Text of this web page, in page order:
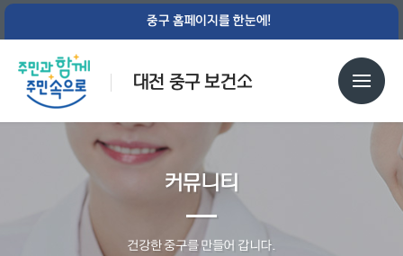
중구 홈페이지를 한눈에!
대전 중구 보건소
커뮤니티
건강한 중구를 만들어 갑니다.